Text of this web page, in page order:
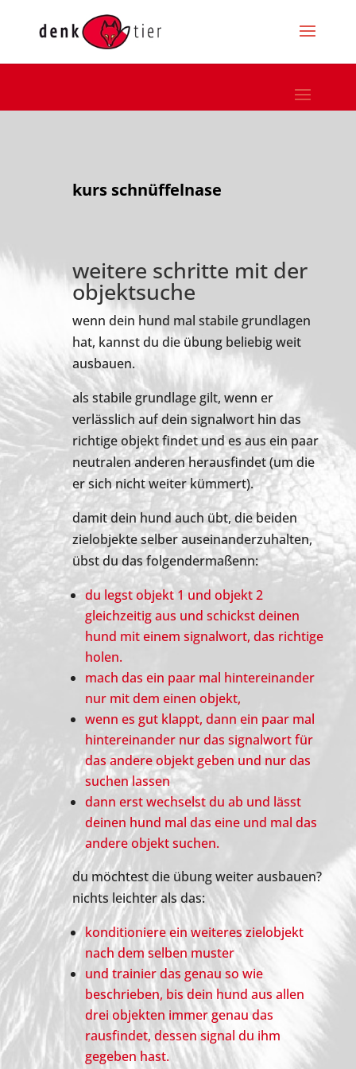
kurs schnüffelnase
weitere schritte mit der
objektsuche
wenn dein hund mal stabile grundlagen
hat, kannst du die übung beliebig weit
ausbauen.
als stabile grundlage gilt, wenn er
verlässlich auf dein signalwort hin das
richtige objekt findet und es aus ein paar
neutralen anderen herausfindet (um die
er sich nicht weiter kümmert).
damit dein hund auch übt, die beiden
zielobjekte selber auseinanderzuhalten,
übst du das folgendermaßenn:
du legst objekt 1 und objekt 2
gleichzeitig aus und schickst deinen
hund mit einem signalwort, das richtige
holen.
mach das ein paar mal hintereinander
nur mit dem einen objekt,
wenn es gut klappt, dann ein paar mal
hintereinander nur das signalwort für
das andere objekt geben und nur das
suchen lassen
dann erst wechselst du ab und lässt
deinen hund mal das eine und mal das
andere objekt suchen.
du möchtest die übung weiter ausbauen?
nichts leichter als das:
konditioniere ein weiteres zielobjekt
nach dem selben muster
und trainier das genau so wie
beschrieben, bis dein hund aus allen
drei objekten immer genau das
rausfindet, dessen signal du ihm
gegeben hast.